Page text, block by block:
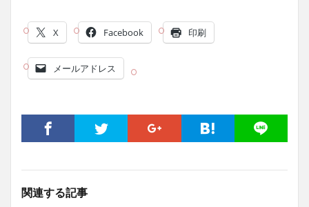
X Facebook 印刷
メールアドレス
関連する記事